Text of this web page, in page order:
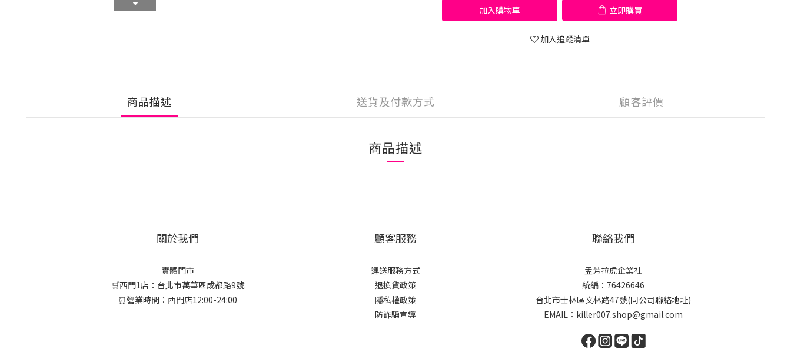
加入購物車 立即購買
加入追蹤清單
商品描述 送貨及付款方式 顧客評價
商品描述
關於我們
實體門市
🛒西門1店：台北市萬華區成都路9號
⏰營業時間：西門店12:00-24:00
顧客服務
運送服務方式
退換貨政策
隱私權政策
防詐騙宣導
聯絡我們
孟芳拉虎企業社
統編：76426646
台北市士林區文林路47號(同公司聯絡地址)
EMAIL：killer007.shop@gmail.com